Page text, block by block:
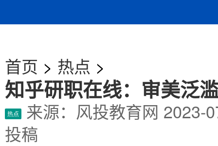
首页 > 热点 >
知乎研职在线：审美泛
热点 来源：风投教育网 2023-
投稿